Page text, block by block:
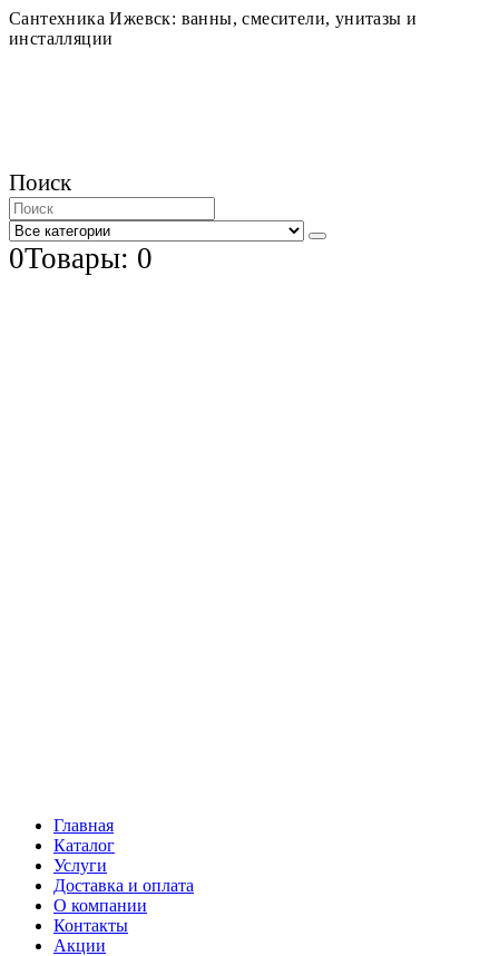
Сантехника Ижевск: ванны, смесители, унитазы и
инсталляции
Поиск
0Товары: 0
Главная
Каталог
Услуги
Доставка и оплата
О компании
Контакты
Акции